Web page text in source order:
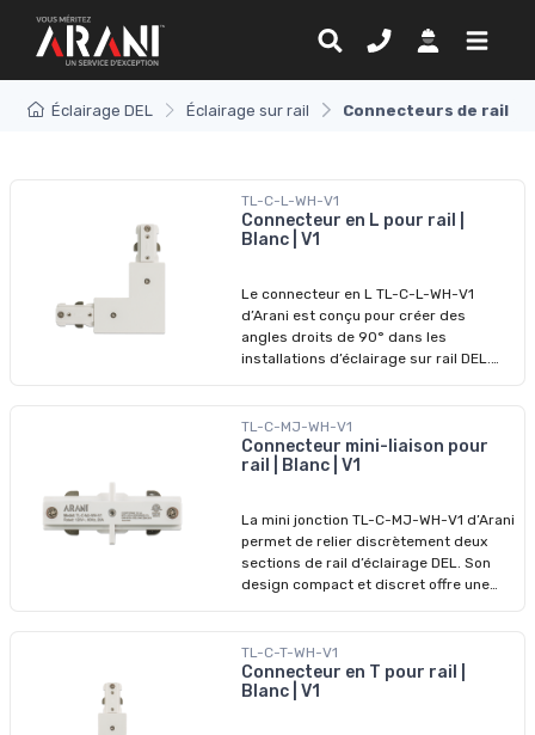
Éclairage DEL Éclairage sur rail Connecteurs de rail
TL-C-L-WH-V1
Connecteur en L pour rail |
Blanc | V1
Le connecteur en L TL-C-L-WH-V1
d’Arani est conçu pour créer des
angles droits de 90° dans les
installations d’éclairage sur rail DEL.
pièce, ce connecteur assure une
continuité électrique fiable et une
connexion structurelle robuste. Avec
aux rails compatibles HALO. C’est un
choix judicieux pour les projets
résidentiels et commerciaux qui
nécessitent flexibilité et précision.
TL-C-MJ-WH-V1
Connecteur mini-liaison pour
rail | Blanc | V1
La mini jonction TL-C-MJ-WH-V1 d’Arani
permet de relier discrètement deux
sections de rail d’éclairage DEL. Son
design compact et discret offre une
Parfaite pour les espaces restreints ou
les installations minimalistes, cette
jonction au fini blanc s’harmonise
TL-C-T-WH-V1
Connecteur en T pour rail |
Blanc | V1